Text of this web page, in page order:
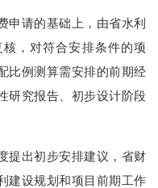
申请的基础上，由省水利
，对符合安排条件的项
比例测算需安排的前期经
研究报告 、初步设计阶段
提出初步安排建议，省财
建设规划和项目前期工作